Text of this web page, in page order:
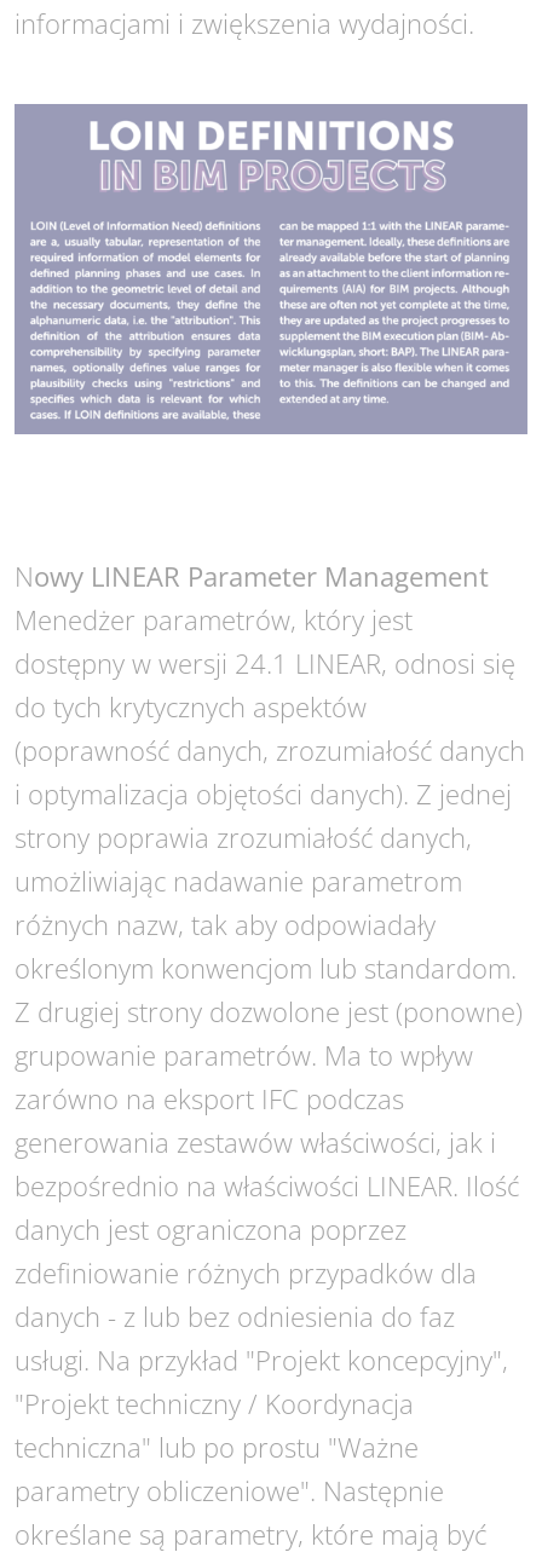
informacjami i zwiększenia wydajności.
Nowy LINEAR Parameter Management
Menedżer parametrów, który jest
dostępny w wersji 24.1 LINEAR, odnosi się
do tych krytycznych aspektów
(poprawność danych, zrozumiałość danych
i optymalizacja objętości danych). Z jednej
strony poprawia zrozumiałość danych,
umożliwiając nadawanie parametrom
różnych nazw, tak aby odpowiadały
określonym konwencjom lub standardom.
Z drugiej strony dozwolone jest (ponowne)
grupowanie parametrów. Ma to wpływ
zarówno na eksport IFC podczas
generowania zestawów właściwości, jak i
bezpośrednio na właściwości LINEAR. Ilość
danych jest ograniczona poprzez
zdefiniowanie różnych przypadków dla
danych - z lub bez odniesienia do faz
usługi. Na przykład "Projekt koncepcyjny",
"Projekt techniczny / Koordynacja
techniczna" lub po prostu "Ważne
parametry obliczeniowe". Następnie
określane są parametry, które mają być